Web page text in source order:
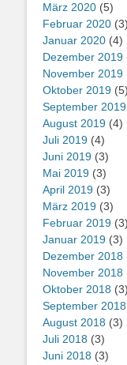
März 2020 (5)
Februar 2020 (3)
Januar 2020 (4)
Dezember 2019
November 2019
Oktober 2019 (5)
September 2019
August 2019 (4)
Juli 2019 (4)
Juni 2019 (3)
Mai 2019 (3)
April 2019 (3)
März 2019 (3)
Februar 2019 (3)
Januar 2019 (3)
Dezember 2018
November 2018
Oktober 2018 (3)
September 2018
August 2018 (3)
Juli 2018 (3)
Juni 2018 (3)